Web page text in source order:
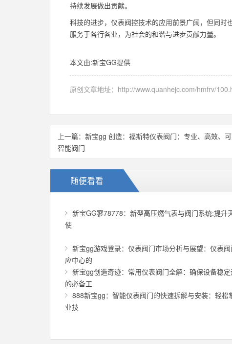
持续发展做出贡献。
科技的进步，仪表阀控技术的应用前景广阔，但同
服务于各行各业，为社会的和谐与进步贡献力量。
本文由:新宝GG提供
原创文章地址： http://www.quanhejc.com/hmfrv/
上一篇： 新宝gg 创造：福斯特仪表阀门：专业、高效、
智能阀门
随便看看
新宝GG寥78778：新型高压燃气表与阀门系统:提升
使
新宝gg游戏登录：仪表阀门市场分析与展望：仪表
应中心的
新宝gg创造奇迹：常用仪表阀门全解：确保设备稳
的必备工
888新宝gg：智能仪表阀门的快速拆解与安装：轻松
业技